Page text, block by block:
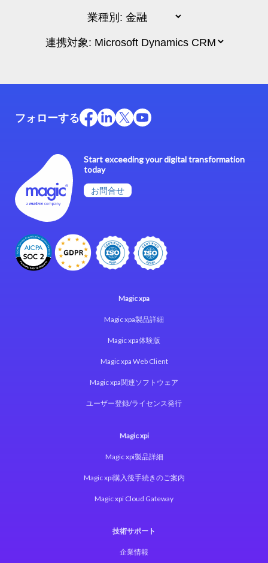
Start exceeding your digital transformation
today
お問合せ
フォローする
Magic xpa
Magic xpa製品詳細
Magic xpa体験版
Magic xpa Web Client
Magic xpa関連ソフトウェア
ユーザー登録/ライセンス発行
Magic xpi
Magic xpi製品詳細
Magic xpi購入後手続きのご案内
Magic xpi Cloud Gateway
技術サポート
企業情報